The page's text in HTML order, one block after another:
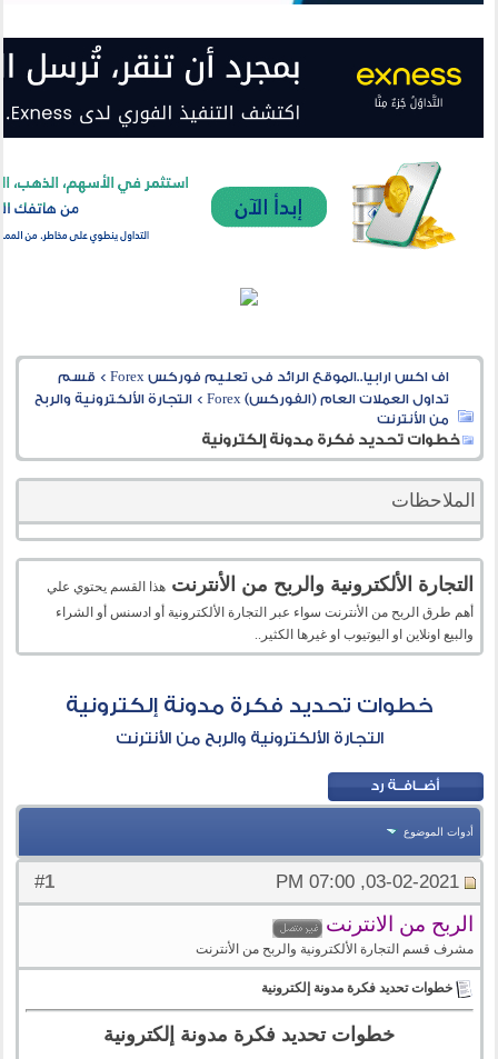
اف اكس ارابيا..الموقع الرائد فى تعليم فوركس Forex > قسم
تداول العملات العام (الفوركس) Forex
>التجارة الألكترونية والربح
من الأنترنت
خطوات تحديد فكرة مدونة إلكترونية
الملاحظات
التجارة الألكترونية والربح من الأنترنت هذا القسم يحتوي علي
أهم طرق الربح من الأنترنت سواء عبر التجارة الألكترونية أو ادسنس أو الشراء
والبيع اونلاين او اليوتيوب او غيرها الكثير..
خطوات تحديد فكرة مدونة إلكترونية
التجارة الألكترونية والربح من الأنترنت
أدوات الموضوع
#
1 03-02-2021, 07:00 PM
الربح من الانترنت
مشرف قسم التجارة الألكترونية والربح من الأنترنت
خطوات تحديد فكرة مدونة إلكترونية
خطوات تحديد فكرة مدونة إلكترونية